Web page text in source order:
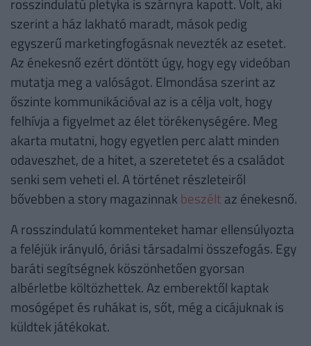
szerint a ház lakható maradt, mások pedig
egyszerű marketingfogásnak nevezték az esetet.
Az énekesnő ezért döntött úgy, hogy egy videóban
mutatja meg a valóságot. Elmondása szerint az
őszinte kommunikációval az is a célja volt, hogy
felhívja a figyelmet az élet törékenységére. Meg
akarta mutatni, hogy egyetlen perc alatt minden
odaveszhet, de a hitet, a szeretetet és a családot
senki sem veheti el. A történet részleteiről
bővebben a story magazinnakbeszélt az énekesnő.
A rosszindulatú kommenteket hamar ellensúlyozta
a feléjük irányuló, óriási társadalmi összefogás. Egy
baráti segítségnek köszönhetően gyorsan
albérletbe költözhettek. Az emberektől kaptak
mosógépet és ruhákat is, sőt, még a cicájuknak is
küldtek játékokat.